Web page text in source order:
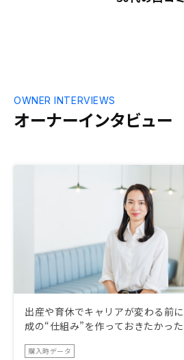
オーナーインタビュー
OWNER INTERVIEWS
出産や育休でキャリアが変わる前
成の“仕組み”を作っておきたかった
購入時データ